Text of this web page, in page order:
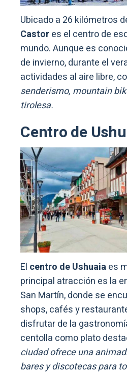
Ubicado a 26 kilómetros
Castores el centro de
mundo. Aunque es
de invierno, durante el
actividades al aire libre,
senderismo, mountain
tirolesa.
Centro de
El centro de Ushuaiaes
principal atracción es la
San Martín, donde se
shops, cafés y
disfrutar de la
centolla como plato
ciudad ofrece una
bares y discotecas para